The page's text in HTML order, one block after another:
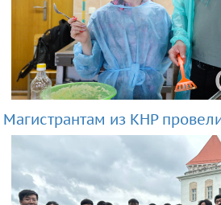
Магистрантам из КНР